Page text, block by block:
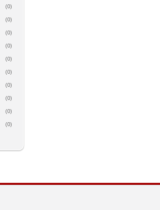
(0)
(0)
(0)
(0)
(0)
(0)
(0)
(0)
(0)
(0)